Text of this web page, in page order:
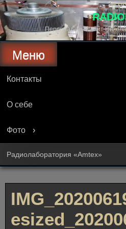
Перейти
к
содержимому
Персональный сайт
Меню
Контакты
О себе
Фото
Радиолаборатория «Amtex»